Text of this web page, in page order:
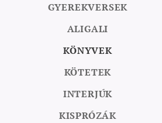
GYEREKVERSEK
ALIGALI
KÖNYVEK
KÖTETEK
INTERJÚK
KISPRÓZÁK